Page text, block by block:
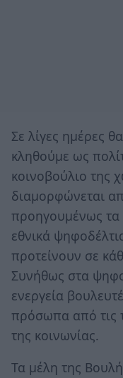
Σε λίγες ημέρες
κληθούμε ως
κοινοβούλιο της
διαμορφώνεται
προηγουμένως τα
εθνικά
προτείνουν σε
Συνήθως στα
ενεργεία
πρόσωπα από τις
της κοινωνίας.
Τα μέλη της